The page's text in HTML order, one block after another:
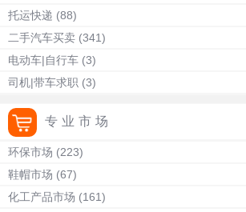
托运快递 (88)
二手汽车买卖 (341)
电动车|自行车 (3)
司机|带车求职 (3)
专业市场
环保市场 (223)
鞋帽市场 (67)
化工产品市场 (161)